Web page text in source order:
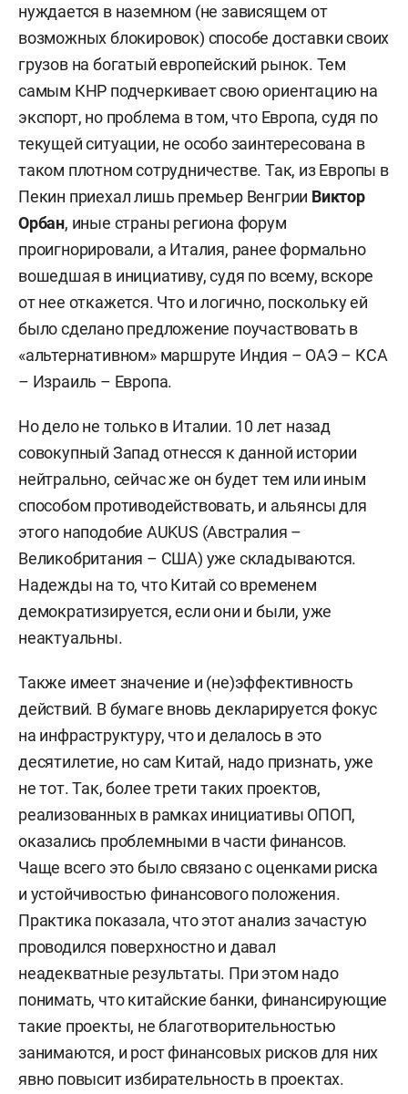
нуждается в наземном (не зависящем от
возможных блокировок) способе доставки своих
грузов на богатый европейский рынок. Тем
самым КНР подчеркивает свою ориентацию на
экспорт, но проблема в том, что Европа, судя по
текущей ситуации, не особо заинтересована в
таком плотном сотрудничестве. Так, из Европы в
Пекин приехал лишь премьер Венгрии Виктор
Орбан, иные страны региона форум
проигнорировали, а Италия, ранее формально
вошедшая в инициативу, судя по всему, вскоре
от нее откажется. Что и логично, поскольку ей
было сделано предложение поучаствовать в
«альтернативном» маршруте Индия – ОАЭ – КСА
– Израиль – Европа.
Но дело не только в Италии. 10 лет назад
совокупный Запад отнесся к данной истории
нейтрально, сейчас же он будет тем или иным
способом противодействовать, и альянсы для
этого наподобие AUKUS (Австралия –
Великобритания – США) уже складываются.
Надежды на то, что Китай со временем
демократизируется, если они и были, уже
неактуальны.
Также имеет значение и (не)эффективность
действий. В бумаге вновь декларируется фокус
на инфраструктуру, что и делалось в это
десятилетие, но сам Китай, надо признать, уже
не тот. Так, более трети таких проектов,
реализованных в рамках инициативы ОПОП,
оказались проблемными в части финансов.
Чаще всего это было связано с оценками риска
и устойчивостью финансового положения.
Практика показала, что этот анализ зачастую
проводился поверхностно и давал
неадекватные результаты. При этом надо
понимать, что китайские банки, финансирующие
такие проекты, не благотворительностью
занимаются, и рост финансовых рисков для них
явно повысит избирательность в проектах.